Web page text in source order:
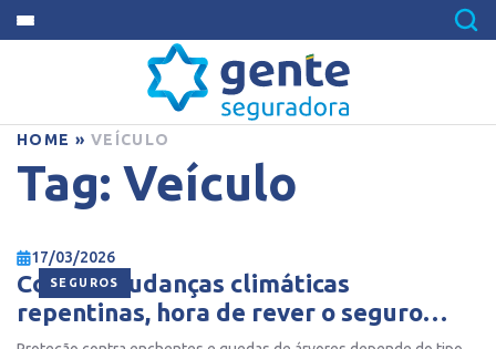
HOME » VEÍCULO
Tag: Veículo
SEGUROS
17/03/2026
Com as mudanças climáticas
repentinas, hora de rever o seguro
auto para evitar dor de cabeça